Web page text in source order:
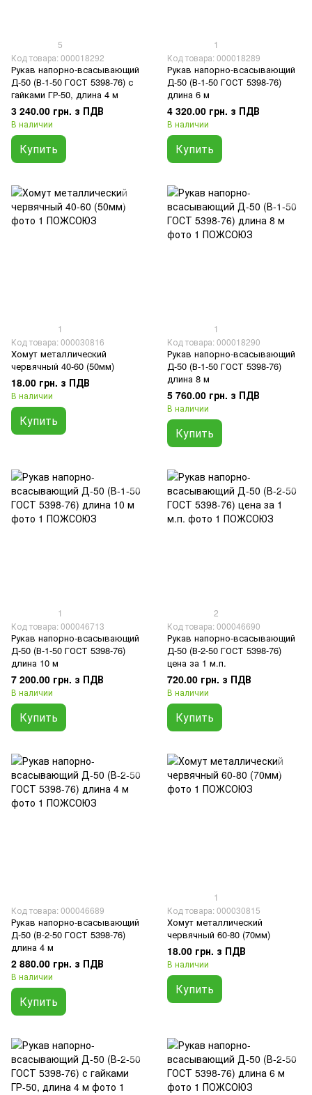
5
Код товара: 000018292
Рукав напорно-всасывающий
Д-50 (В-1-50 ГОСТ 5398-76) с
гайками ГР-50, длина 4 м
3 240.00 грн. з ПДВ
В наличии
Купить
1
Код товара: 000018289
Рукав напорно-всасывающий
Д-50 (В-1-50 ГОСТ 5398-76)
длина 6 м
4 320.00 грн. з ПДВ
В наличии
Купить
1
Код товара: 000030816
Хомут металлический
червячный 40-60 (50мм)
18.00 грн. з ПДВ
В наличии
Купить
1
Код товара: 000018290
Рукав напорно-всасывающий
Д-50 (В-1-50 ГОСТ 5398-76)
длина 8 м
5 760.00 грн. з ПДВ
В наличии
Купить
1
Код товара: 000046713
Рукав напорно-всасывающий
Д-50 (В-1-50 ГОСТ 5398-76)
длина 10 м
7 200.00 грн. з ПДВ
В наличии
Купить
2
Код товара: 000046690
Рукав напорно-всасывающий
Д-50 (В-2-50 ГОСТ 5398-76)
цена за 1 м.п.
720.00 грн. з ПДВ
В наличии
Купить
Код товара: 000046689
Рукав напорно-всасывающий
Д-50 (В-2-50 ГОСТ 5398-76)
длина 4 м
2 880.00 грн. з ПДВ
В наличии
Купить
1
Код товара: 000030815
Хомут металлический
червячный 60-80 (70мм)
18.00 грн. з ПДВ
В наличии
Купить